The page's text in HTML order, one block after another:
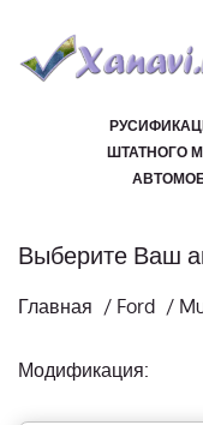
ШТАТНОГО
Выберите Ваш
Главная / Ford /
Модификация: